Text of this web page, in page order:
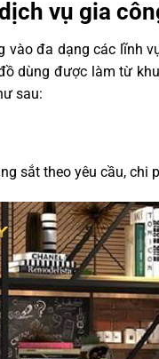
vụ gia
vào đa dạng các lĩnh
dùng được làm từ
sau:
sắt theo yêu cầu, chi